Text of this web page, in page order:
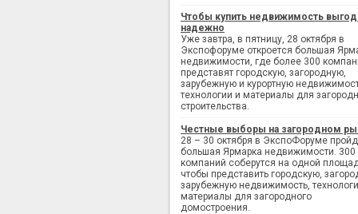
Чтобы купить недвижимость
надежно
Уже завтра, в пятницу, 28 октября в
Экспофоруме откроется большая
недвижимости, где более 300
представят городскую, загородную,
зарубежную и курортную
технологии и материалы для
строительства.
Честные выборы на загородном
28 – 30 октября в ЭкспоФоруме
большая Ярмарка недвижимости. 300
компаний соберутся на одной
чтобы представить городскую,
зарубежную недвижимость,
материалы для загородного
домостроения.